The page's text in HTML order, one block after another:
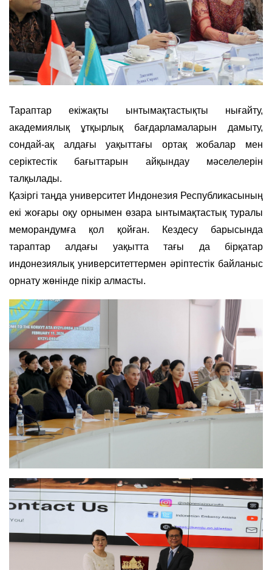
Тараптар екіжақты ынтымақтастықты нығайту,
академиялық ұтқырлық бағдарламаларын дамыту,
сондай-ақ алдағы уақыттағы ортақ жобалар мен
серіктестік бағыттарын айқындау мәселелерін
талқылады.
Қазіргі таңда университет Индонезия Республикасының
екі жоғары оқу орнымен өзара ынтымақтастық туралы
меморандумға қол қойған. Кездесу барысында
тараптар алдағы уақытта тағы да бірқатар
индонезиялық университеттермен әріптестік байланыс
орнату жөнінде пікір алмасты.